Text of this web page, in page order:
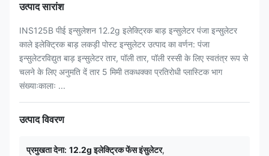
उत्पाद सारांश
INS125B पीई इन्सुलेशन 12.2g इलेक्ट्रिक बाड़ इन्सुलेटर पंजा इन्सुलेटर
काले इलेक्ट्रिक बाड़ लकड़ी पोस्ट इन्सुलेटर उत्पाद का वर्णन: पंजा
इन्सुलेटरविद्युत बाड़ इन्सुलेटर तार, पॉली तार, पॉली रस्सी के लिए स्वतंत्र रूप से
चलने के लिए अनुमति दें तार 5 मिमी तकधक्का प्रतिरोधी प्लास्टिक भाग
संख्याःकालाः ...
उत्पाद विवरण
प्रमुखता देना: 12.2g इलेक्ट्रिक फेंस इंसुलेटर,